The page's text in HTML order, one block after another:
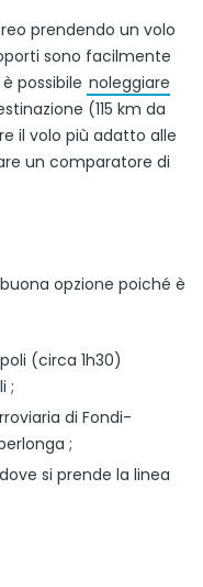
prendendo un volo
sono facilmente
possibile noleggiare
(115 km da
il volo più adatto alle
un comparatore di
opzione poiché è
(circa 1h30)
;
di Fondi-
;
si prende la linea